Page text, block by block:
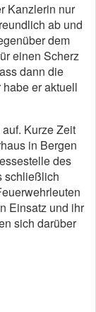
Kanzlerin nur
ab und
dem
einen Scherz
dann die
er aktuell
Kurze Zeit
in Bergen
des
schließlich
Einsatz und ihr
sich darüber